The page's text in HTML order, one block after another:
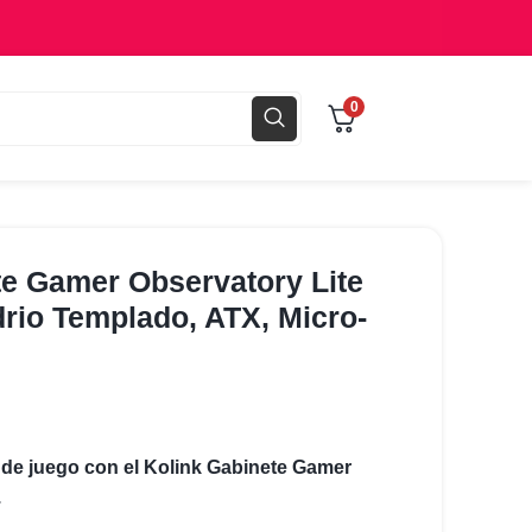
0
Gamer Observatory Lite
Templado, ATX, Micro-
juego con el Kolink Gabinete Gamer